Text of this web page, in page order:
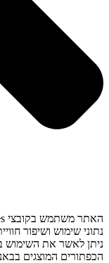
נתוני שימוש ושיפור
הכפתורים המוצגים